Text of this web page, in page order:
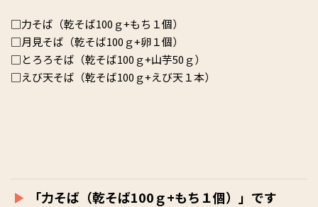
□力そば（乾そば100ｇ+もち１個）
□月見そば（乾そば100ｇ+卵１個）
□とろろそば（乾そば100ｇ+山芋50ｇ）
□えび天そば（乾そば100ｇ+えび天１本）
「力そば（乾そば100ｇ+もち１個）」です